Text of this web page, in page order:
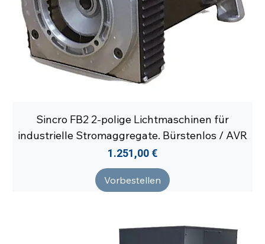
Sincro FB2 2-polige Lichtmaschinen für
industrielle Stromaggregate. Bürstenlos / AVR
Preis
1.251,00 €
Vorbestellen